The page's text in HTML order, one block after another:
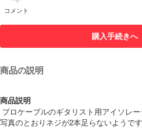
コメント
購入手続きへ
商品の説明
商品説明
プロケーブルのギタリスト用アイソレ
写真のとおりネジが2本足らないようです